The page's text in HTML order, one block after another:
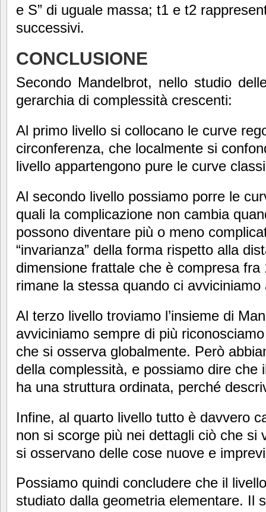
e S” di uguale massa; t1 e t2
successivi.
CONCLUSIONE
Secondo Mandelbrot, nello studio
gerarchia di complessità crescenti:
Al primo livello si collocano le curve
circonferenza, che localmente si
livello appartengono pure le curve
Al secondo livello possiamo porre le
quali la complicazione non cambia
possono diventare più o meno
“invarianza” della forma rispetto alla
dimensione frattale che è compresa
rimane la stessa quando ci avviciniamo
Al terzo livello troviamo l’insieme di
avviciniamo sempre di più
che si osserva globalmente. Però
della complessità, e possiamo dire che
ha una struttura ordinata, perché
Infine, al quarto livello tutto è davvero
non si scorge più nei dettagli ciò che si
si osservano delle cose nuove e
Possiamo quindi concludere che il
studiato dalla geometria elementare. Il